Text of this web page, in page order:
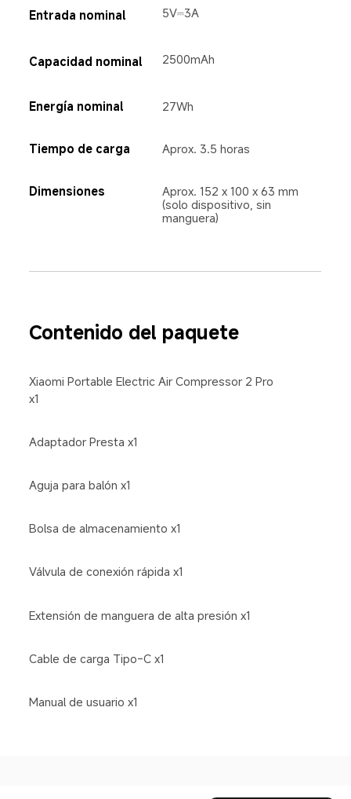
Entrada nominal 5V⎓3A
Capacidad nominal 2500mAh
Energía nominal 27Wh
Tiempo de carga Aprox. 3.5 horas
Dimensiones
Aprox. 152 x 100 x 63 mm
(solo dispositivo, sin
manguera)
Contenido del paquete
Xiaomi Portable Electric Air Compressor 2 Pro
x1
Adaptador Presta x1
Aguja para balón x1
Bolsa de almacenamiento x1
Válvula de conexión rápida x1
Extensión de manguera de alta presión x1
Cable de carga Tipo-C x1
Manual de usuario x1